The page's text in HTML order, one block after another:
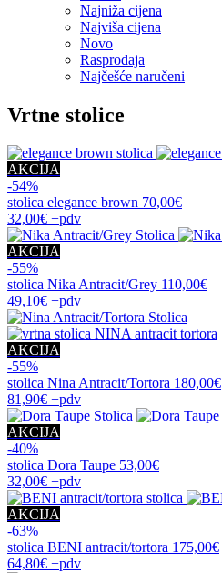
Najniža cijena
Najviša cijena
Novo
Rasprodaja
Najčešće naručeni
Vrtne stolice
AKCIJA
-54%
stolica elegance brown 70,00€
32,00€ +pdv
AKCIJA
-55%
stolica Nika Antracit/Grey 110,00€
49,10€ +pdv
AKCIJA
-55%
stolica Nina Antracit/Tortora 180,00€
81,90€ +pdv
AKCIJA
-40%
stolica Dora Taupe 53,00€
32,00€ +pdv
AKCIJA
-63%
stolica BENI antracit/tortora 175,00€
64,80€ +pdv